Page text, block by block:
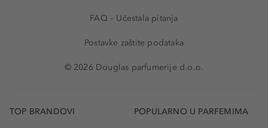
FAQ – Učestala pitanja
Postavke zaštite podataka
© 2026 Douglas parfumerije d.o.o.
TOP BRANDOVI POPULARNO U PARFEMIMA